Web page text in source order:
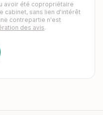
avoir été copropriétaire
cabinet, sans lien d'intérêt
contrepartie n'est
des avis.